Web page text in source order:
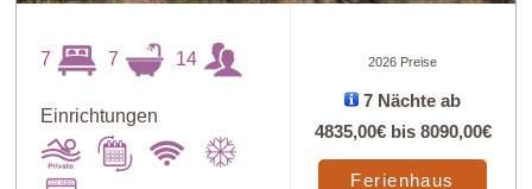
7 7 14
Einrichtungen
2026 Preise
7 Nächte ab
4835,00€bis 8090,00€
Ferienhaus